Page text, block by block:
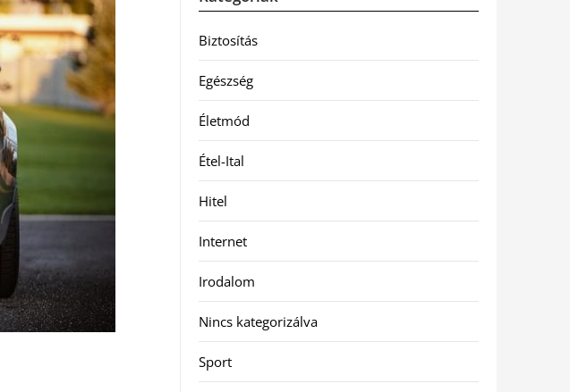
Biztosítás
Egészség
Életmód
Étel-Ital
Hitel
Internet
Irodalom
Nincs kategorizálva
Sport